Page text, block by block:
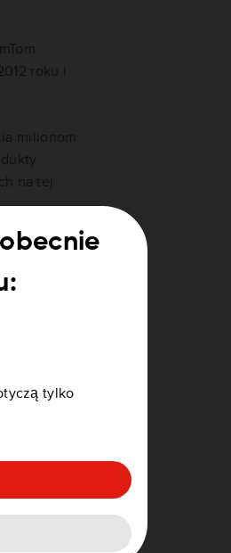
trzecich,
znaleźć
tylko